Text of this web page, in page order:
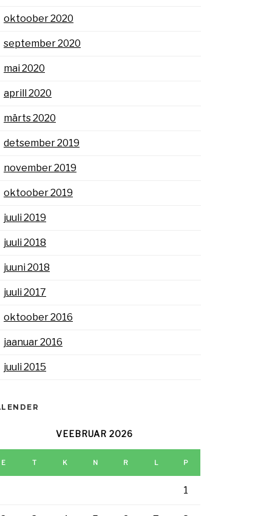
oktoober 2020
september 2020
mai 2020
aprill 2020
märts 2020
detsember 2019
november 2019
oktoober 2019
juuli 2019
juuli 2018
juuni 2018
juuli 2017
oktoober 2016
jaanuar 2016
juuli 2015
VEEBRUAR 2026
E T K N R L P
1